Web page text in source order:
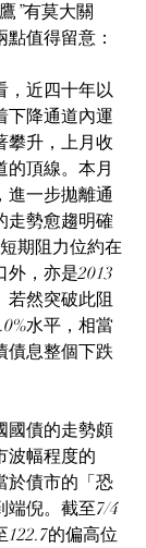
”有莫大關
值得留意：
，近四十年以
下降通道內運
攀升，上月收
的頂線。本月
進一步拋離通
走勢愈趨明確
期阻力位約在
外，亦是2013
若然突破此阻
水平，相當
債息整個下跌
國債的走勢頗
波幅程度的
於債市的「恐
端倪。截至7/4
的偏高位